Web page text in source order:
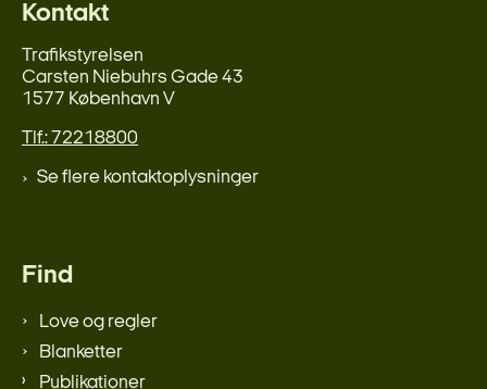
Kontakt
Trafikstyrelsen
Carsten Niebuhrs Gade 43
1577 København V
Tlf.: 72218800
Se flere kontaktoplysninger
Find
Love og regler
Blanketter
Publikationer